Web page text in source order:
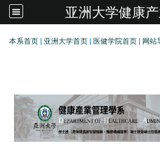
亚洲大学健康
本系首页 亚洲大学首页 医健学院首页 网站